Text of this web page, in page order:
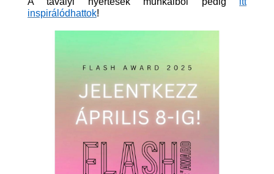
inspirálódhattok!